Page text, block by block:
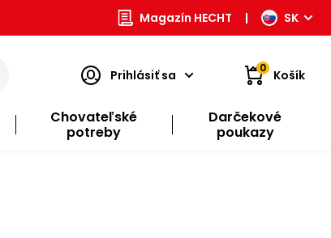
Magazín HECHT | SK
Prihlásiť sa 0 Košík
Chovateľské
potreby
Darčekové
poukazy